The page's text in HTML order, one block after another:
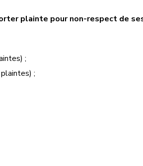
plainte pour non-respect de
;
;